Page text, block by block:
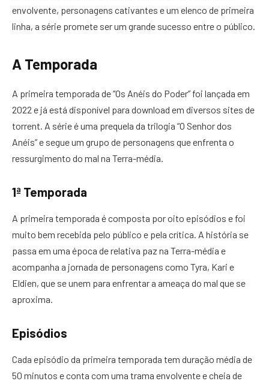
envolvente, personagens cativantes e um elenco de primeira
linha, a série promete ser um grande sucesso entre o público.
A Temporada
A primeira temporada de “Os Anéis do Poder” foi lançada em
2022 e já está disponível para download em diversos sites de
torrent. A série é uma prequela da trilogia “O Senhor dos
Anéis” e segue um grupo de personagens que enfrenta o
ressurgimento do mal na Terra-média.
1ª Temporada
A primeira temporada é composta por oito episódios e foi
muito bem recebida pelo público e pela crítica. A história se
passa em uma época de relativa paz na Terra-média e
acompanha a jornada de personagens como Tyra, Kari e
Eldien, que se unem para enfrentar a ameaça do mal que se
aproxima.
Episódios
Cada episódio da primeira temporada tem duração média de
50 minutos e conta com uma trama envolvente e cheia de